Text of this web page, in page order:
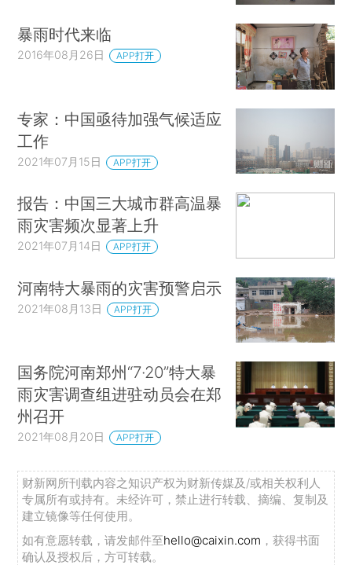
暴雨时代来临
2016年08月26日 APP打开
专家：中国亟待加强气候适应
工作
2021年07月15日 APP打开
报告：中国三大城市群高温暴
雨灾害频次显著上升
2021年07月14日 APP打开
河南特大暴雨的灾害预警启示
2021年08月13日 APP打开
国务院河南郑州“7·20”特大暴
雨灾害调查组进驻动员会在郑
州召开
2021年08月20日 APP打开
财新网所刊载内容之知识产权为财新传媒及/或相关权利人
专属所有或持有。未经许可，禁止进行转载、摘编、复制及
建立镜像等任何使用。
如有意愿转载，请发邮件至hello@caixin.com ，获得书面
确认及授权后，方可转载。